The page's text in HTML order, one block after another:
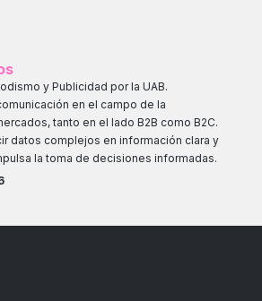
y Publicidad por la UAB.
en el campo de la
tanto en el lado B2B como B2C.
datos complejos en información clara y
la toma de decisiones informadas.